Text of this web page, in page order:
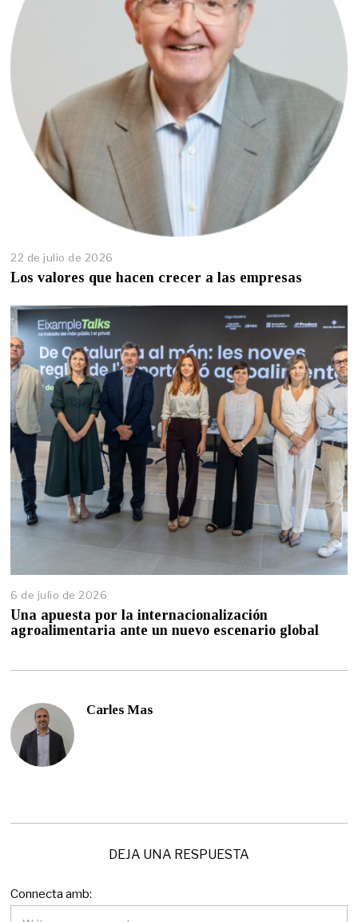
22 de julio de 2026
Los valores que hacen crecer a las empresas
6 de julio de 2026
d
e
j
l
d
Una apuesta por la internacionalización
agroalimentaria ante un nuevo escenario global
Carles Mas
DEJA UNA RESPUESTA
Connecta amb: